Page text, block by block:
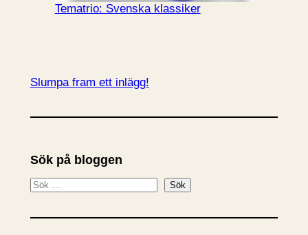
Tematrio: Svenska klassiker
Slumpa fram ett inlägg!
Sök på bloggen
S
k
Sök